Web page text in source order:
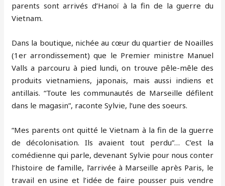
parents sont arrivés d’Hanoï à la fin de la guerre du
Vietnam.
Dans la boutique, nichée au cœur du quartier de Noailles
(1er arrondissement) que le Premier ministre Manuel
Valls a parcouru à pied lundi, on trouve pêle-mêle des
produits vietnamiens, japonais, mais aussi indiens et
antillais. “Toute les communautés de Marseille défilent
dans le magasin”, raconte Sylvie, l’une des soeurs.
“Mes parents ont quitté le Vietnam à la fin de la guerre
de décolonisation. Ils avaient tout perdu”… C’est la
comédienne qui parle, devenant Sylvie pour nous conter
l’histoire de famille, l’arrivée à Marseille après Paris, le
travail en usine et l’idée de faire pousser puis vendre